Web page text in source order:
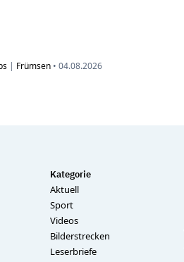
| Frümsen • 04.08.2026
Kategorie
Aktuell
Sport
Videos
Bilderstrecken
Leserbriefe